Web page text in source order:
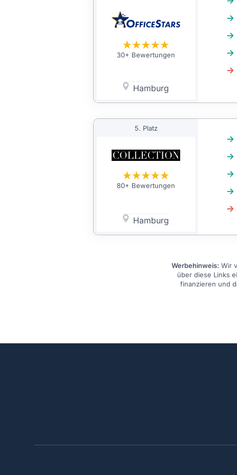
30+ Bewertungen
Hamburg
5. Platz
80+ Bewertungen
Hamburg
Werbehinweis: Wir
über diese Links
finanzieren und